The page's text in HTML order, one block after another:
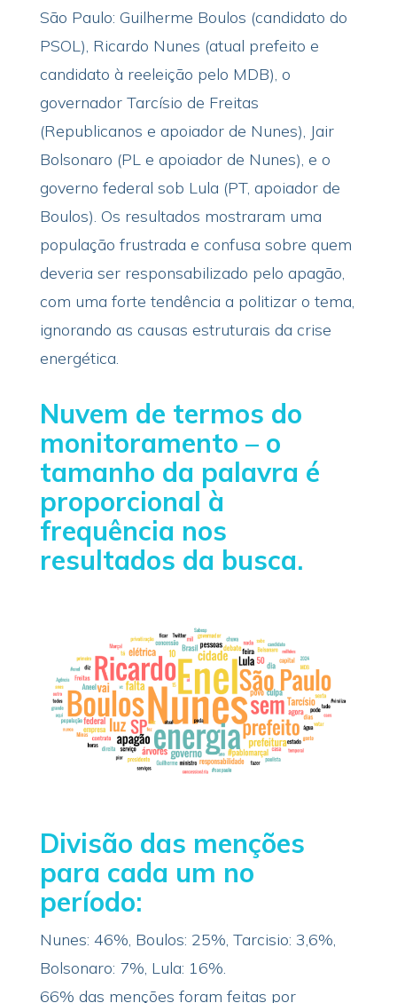
São Paulo: Guilherme Boulos (candidato do
PSOL), Ricardo Nunes (atual prefeito e
candidato à reeleição pelo MDB), o
governador Tarcísio de Freitas
(Republicanos e apoiador de Nunes), Jair
Bolsonaro (PL e apoiador de Nunes), e o
governo federal sob Lula (PT, apoiador de
Boulos). Os resultados mostraram uma
população frustrada e confusa sobre quem
deveria ser responsabilizado pelo apagão,
com uma forte tendência a politizar o tema,
ignorando as causas estruturais da crise
energética.
Nuvem de termos do
monitoramento – o
tamanho da palavra é
proporcional à
frequência nos
resultados da busca.
Divisão das menções
para cada um no
período:
Nunes: 46%, Boulos: 25%, Tarcisio: 3,6%,
Bolsonaro: 7%, Lula: 16%.
66% das menções foram feitas por